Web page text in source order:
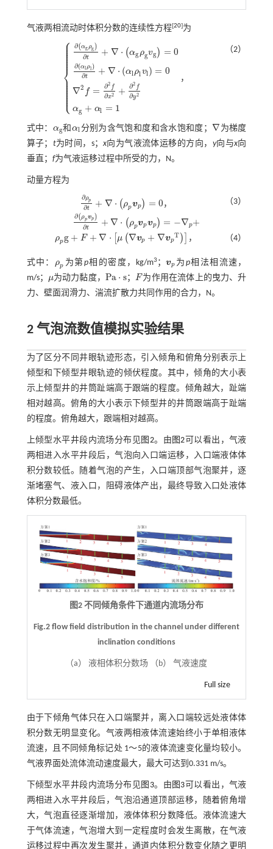
气液两相流动时体积分数的连续性方程[20]为
⎧
⎩
⎨
⎪
⎪
⎪⎪⎪⎪⎪
⎪
⎪⎪⎪⎪⎪⎪⎪
⎪
∂(αgρg )
∂t + ∇ ⋅ (αg ρgvg ) = 0
∂(αl ρl )
∂t + ∇ ⋅ (αl ρlvl ) = 0
∇2 f = ∂2 f
∂x2 + ∂2 f
∂y2
αg + αl = 1
∂α ⋅α g g= 0 α，
（2）
式中： αg
αg和 αl
αl 分别为含气饱和度和含水饱和度； ∇
∇ 为梯度
算子； t为时间，s； x向为气液流体运移的方向， y向与x向
垂直； f为气液运移过程中所受的力，N。
动量方程为
∂ρp
∂t + ∇ ⋅ (ρpvp ) = 0
∂ρp ∂t+ ∇ ρ pvp=0 ， （3）
∂(ρpvp )
∂t + ∇ ⋅ ( ρpvpvp ) = −∇p +
pv +∇⋅ vpvp=-∇p +
ρpg + F + ∇ ⋅ [μ (∇vp + ∇vp
T )
ρpg+ F ∇ μ ∇ +∇ v pT ， （4）
式中： ρp
ρp 为第 p相的密度，kg/m3 ；vp
vp 为 p相法相流速，
m/s；
μ
μ为动力黏度， Pa ⋅ s
Pa⋅s ；F
F 为作用在流体上的曳力、升
力、壁面润滑力、湍流扩散力共同作用的合力，N。
2 气泡流数值模拟实验结果
为了区分不同井眼轨迹形态，引入倾角和俯角分别表示上
倾型和下倾型井眼轨迹的倾伏程度。其中，倾角的大小表
示上倾型井的井筒趾端高于跟端的程度。倾角越大，趾端
相对越高。俯角的大小表示下倾型井的井筒跟端高于趾端
的程度。俯角越大，跟端相对越高。
上倾型水平井段内流场分布见图2。由 图2 可以看出，气液
两相进入水平井段后，气泡向入口端运移，入口端液体体
积分数较低。随着气泡的产生，入口端顶部气泡聚并，逐
渐堵塞气、液入口，阻碍液体产出，最终导致入口处液体
体积分数最低。
图2 不同倾角条件下通道内流场分布
Fig.2 flow field distribution in the channel under different
inclination conditions
（a） 液相体积分数场 （b） 气液速度
Full size
由于下倾角气体只在入口端聚并，离入口端较远处液体体
积分数无明显变化。气液两相液体流速始终小于单相液体
流速，且不同倾角标记处 1～5的液体流速变化量均较小。
气液界面处流体流动速度最大，最大可达到0.331 m/s。
下倾型水平井段内流场分布见图3。由 图3 可以看出，气液
两相进入水平井段后，气泡沿通道顶部运移，随着俯角增
大，气泡直径逐渐增加，液体体积分数降低。液体流速大
于气体流速，气泡增大到一定程度时会发生离散，在气液
运移过程中再次发生聚并，通道内体积分数变化随之更明